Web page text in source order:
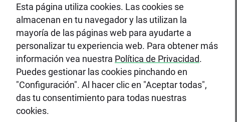
2. Realiza un depósito
Esta página utiliza cookies. Las cookies se
almacenan en tu navegador y las utilizan la
mayoría de las páginas web para ayudarte a
personalizar tu experiencia web. Para obtener más
información vea nuestra Política de Privacidad.
Puedes gestionar las cookies pinchando en
"Configuración". Al hacer clic en "Aceptar todas",
das tu consentimiento para todas nuestras
cookies.